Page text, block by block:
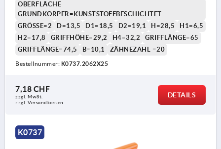
OBERFLÄCHE
GRUNDKÖRPER=KUNSTSTOFFBESCHICHTET
GRÖSSE=2
D=13,5 D1=18,5 D2=19,1 H=28,5
H1=6,5
H2=17,8
GRIFFHÖHE=29,2 H4=32,2
GRIFFLÄNGE=65
GRIFFLÄNGE=74,5
B=10,1 ZÄHNEZAHL =20
Bestellnummer: K0737.2062X25
7,18 CHF
zzgl. MwSt.
zzgl. Versandkosten
DETAILS
K0737